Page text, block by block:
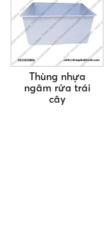
Thùng nhựa
ngâm rửa trái
cây